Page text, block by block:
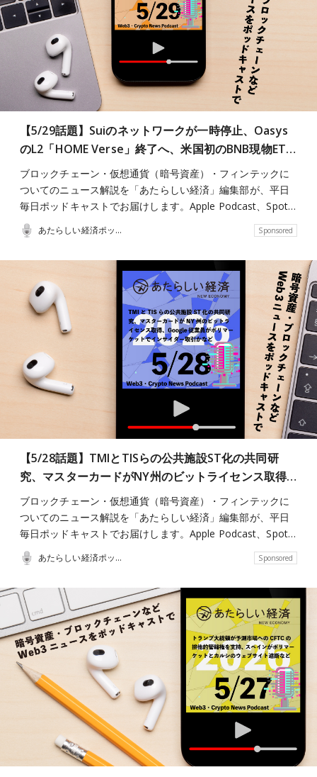
【5/29話題】Suiのネットワークが一時停止、Oasys
のL2「HOME Verse」終了へ、米国初のBNB現物ET…
ブロックチェーン・仮想通貨（暗号資産）・フィンテックに
ついてのニュース解説を「あたらしい経済」編集部が、平日
毎日ポッドキャストでお届けします。Apple Podcast、Spot…
あたらしい経済ポッドキャスト Sponsored
【5/28話題】TMIとTISらの公共施設ST化の共同研
究、マスターカードがNY州のビットライセンス取得…
ブロックチェーン・仮想通貨（暗号資産）・フィンテックに
ついてのニュース解説を「あたらしい経済」編集部が、平日
毎日ポッドキャストでお届けします。Apple Podcast、Spot…
あたらしい経済ポッドキャスト Sponsored